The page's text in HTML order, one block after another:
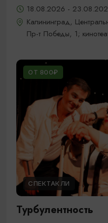
18.08.2026 -
Калининград,
Пр-т Победы, 1;
ОТ 800₽
СПЕКТАКЛИ
Турбулентность